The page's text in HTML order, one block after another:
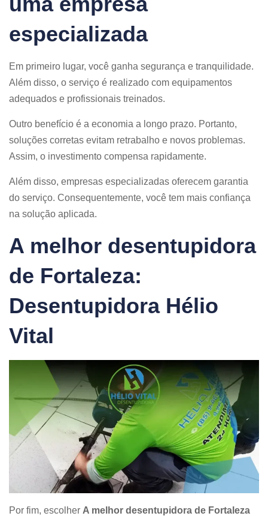
especializada
Em primeiro lugar, você ganha segurança e tranquilidade.
Além disso, o serviço é realizado com equipamentos
adequados e profissionais treinados.
Outro benefício é a economia a longo prazo. Portanto,
soluções corretas evitam retrabalho e novos problemas.
Assim, o investimento compensa rapidamente.
Além disso, empresas especializadas oferecem garantia
do serviço. Consequentemente, você tem mais confiança
na solução aplicada.
A melhor desentupidora
de Fortaleza:
Desentupidora Hélio
Vital
Por fim, escolher A melhor desentupidora de Fortaleza